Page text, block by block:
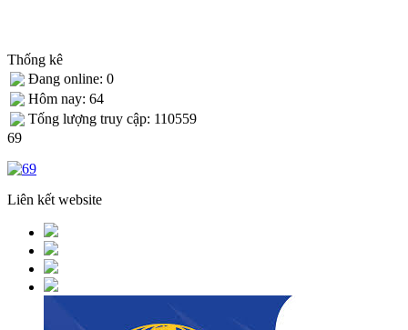
Thống kê
Đang online: 0
Hôm nay: 64
Tống lượng truy cập: 110559
69
Liên kết website